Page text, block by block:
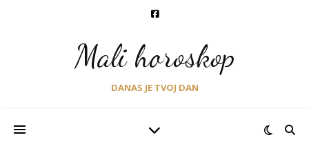
Mali horoskop
DANAS JE TVOJ DAN